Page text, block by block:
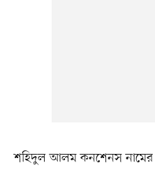
শহিদুল আলম কনশেনস নামের